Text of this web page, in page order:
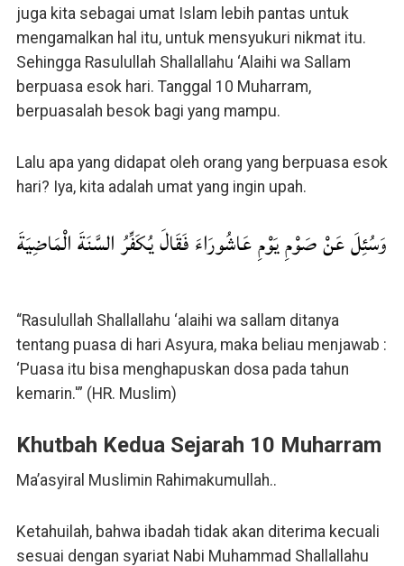
juga kita sebagai umat Islam lebih pantas untuk
mengamalkan hal itu, untuk mensyukuri nikmat itu.
Sehingga Rasulullah Shallallahu ‘Alaihi wa Sallam
berpuasa esok hari. Tanggal 10 Muharram,
berpuasalah besok bagi yang mampu.
Lalu apa yang didapat oleh orang yang berpuasa esok
hari? Iya, kita adalah umat yang ingin upah.
وَسُئِلَ عَنْ صَوْمِ يَوْمِ عَاشُورَاءَ فَقَالَ يُكَفِّرُ السَّنَةَ الْمَاضِيَةَ
“Rasulullah Shallallahu ‘alaihi wa sallam ditanya
tentang puasa di hari Asyura, maka beliau menjawab :
‘Puasa itu bisa menghapuskan dosa pada tahun
kemarin.'” (HR. Muslim)
Khutbah Kedua Sejarah 10 Muharram
Ma’asyiral Muslimin Rahimakumullah..
Ketahuilah, bahwa ibadah tidak akan diterima kecuali
sesuai dengan syariat Nabi Muhammad Shallallahu